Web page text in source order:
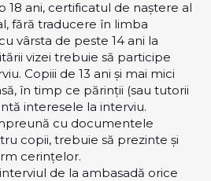
18 ani, certificatul de naștere al
fără traducere în limba
vârsta de peste 14 ani la
vizei trebuie să participe
Copiii de 13 ani și mai mici
în timp ce părinții (sau tutorii
interesele la interviu.
cu documentele
copii, trebuie să prezinte și
cerințelor.
de la ambasadă orice